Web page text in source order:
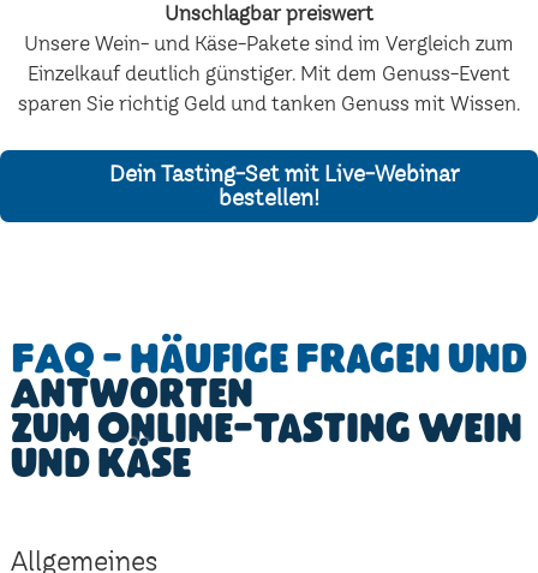
Unschlagbar preiswert
Unsere Wein- und Käse-Pakete sind im Vergleich zum
Einzelkauf deutlich günstiger. Mit dem Genuss-Event
sparen Sie richtig Geld und tanken Genuss mit Wissen.
Dein Tasting-Set mit Live-Webinar
bestellen!
FAQ - Häufige Fragen und
Antworten
zum Online-Tasting Wein
und Käse
Allgemeines